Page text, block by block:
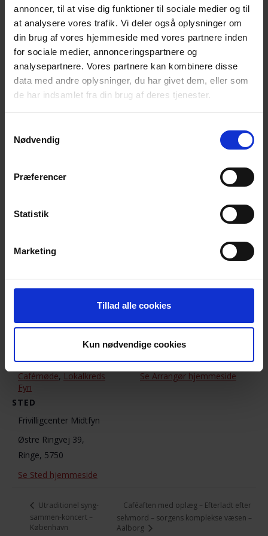
annoncer, til at vise dig funktioner til sociale medier og til
at analysere vores trafik. Vi deler også oplysninger om
din brug af vores hjemmeside med vores partnere inden
for sociale medier, annonceringspartnere og
analysepartnere. Vores partnere kan kombinere disse
data med andre oplysninger, du har givet dem, eller som
de har indsamlet fra din brug af deres tjenester.
Nødvendig
Præferencer
Statistik
Marketing
Tillad alle cookies
Kun nødvendige cookies
med andre i en lignende situation som dig.
Du får mulighed for et varmt, uformelt samvær i
et forum, hvor selvmord ikke er tabu.
Du er altid velkommen til at tage en ven med, hvis
du har behov for det.
Lilli Svendsen, tlf. 20 45 96 69 eller
Tilføj til kalender
Dato:
19:00 - 21:00
Kategorier:
Cafémøde, Lokalkreds
Fyn
STED
Frivilligcenter Midtfyn
Østre Ringvej 39,
Ringe, 5750
Se Sted hjemmeside
Lokalkreds Fyn
E-mail
smedpigen1@hotmail.co
m
Se Arrangør hjemmeside
Utraditionel syng-
sammen-koncert –
København
Caféaften med oplæg – Efterladt efter
selvmord – sorgens komplekse væsen –
Aalborg